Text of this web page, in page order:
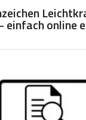
einfach online